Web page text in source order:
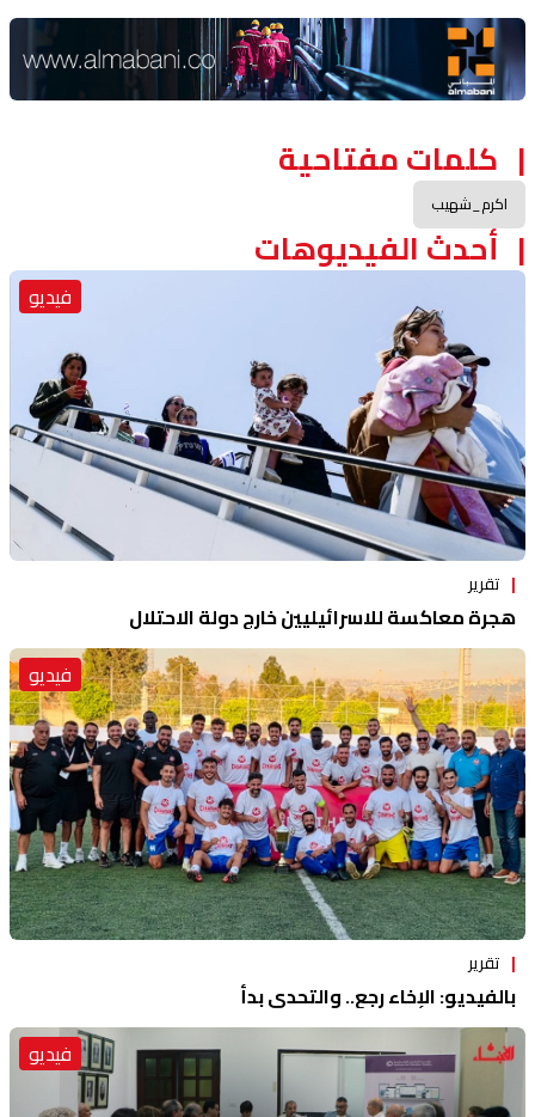
Advertisement Section
كلمات مفتاحية
اكرم_شهيب
أحدث الفيديوهات
فيديو
تقرير
هجرة معاكسة للاسرائيليين خارج دولة الاحتلال
فيديو
تقرير
بالفيديو: الإخاء رجع.. والتحدي بدأ
فيديو